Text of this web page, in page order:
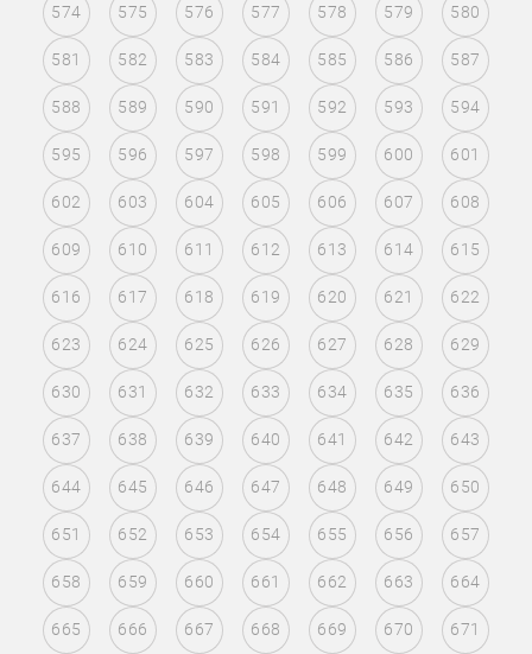
574 575 576 577 578 579 580
581 582 583 584 585 586 587
588 589 590 591 592 593 594
595 596 597 598 599 600 601
602 603 604 605 606 607 608
609 610 611 612 613 614 615
616 617 618 619 620 621 622
623 624 625 626 627 628 629
630 631 632 633 634 635 636
637 638 639 640 641 642 643
644 645 646 647 648 649 650
651 652 653 654 655 656 657
658 659 660 661 662 663 664
665 666 667 668 669 670 671